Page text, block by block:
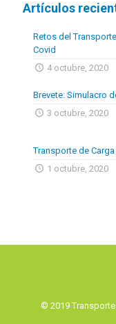
Artículos
Retos del
Covid
4 octubre, 2020
Brevete: Simulacro
3 octubre, 2020
Transporte de Carga
1 octubre, 2020
© 2019 Transporte